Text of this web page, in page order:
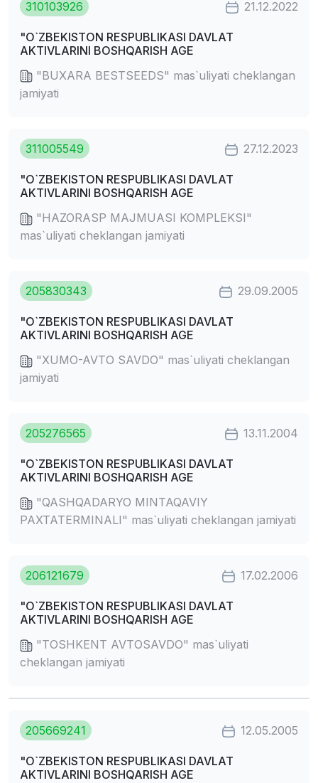
310103926 21.12.2022
"O`ZBEKISTON RESPUBLIKASI DAVLAT
AKTIVLARINI BOSHQARISH AGE
"BUXARA BESTSEEDS" mas`uliyati cheklangan
jamiyati
311005549 27.12.2023
"O`ZBEKISTON RESPUBLIKASI DAVLAT
AKTIVLARINI BOSHQARISH AGE
"HAZORASP MAJMUASI KOMPLEKSI"
mas`uliyati cheklangan jamiyati
205830343 29.09.2005
"O`ZBEKISTON RESPUBLIKASI DAVLAT
AKTIVLARINI BOSHQARISH AGE
"XUMO-AVTO SAVDO" mas`uliyati cheklangan
jamiyati
205276565 13.11.2004
"O`ZBEKISTON RESPUBLIKASI DAVLAT
AKTIVLARINI BOSHQARISH AGE
"QASHQADARYO MINTAQAVIY
PAXTATERMINALI" mas`uliyati cheklangan jamiyati
206121679 17.02.2006
"O`ZBEKISTON RESPUBLIKASI DAVLAT
AKTIVLARINI BOSHQARISH AGE
"TOSHKENT AVTOSAVDO" mas`uliyati
cheklangan jamiyati
205669241 12.05.2005
"O`ZBEKISTON RESPUBLIKASI DAVLAT
AKTIVLARINI BOSHQARISH AGE